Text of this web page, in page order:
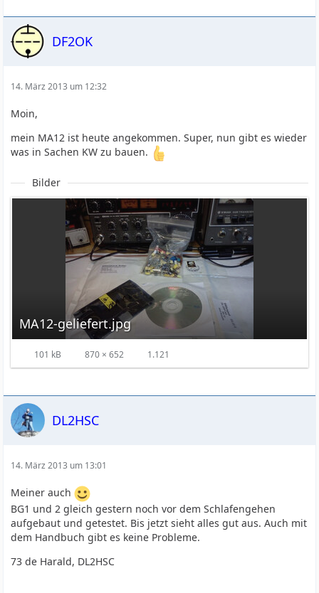
DF2OK
14. März 2013 um 12:32
Moin,
mein MA12 ist heute angekommen. Super, nun gibt es wieder
was in Sachen KW zu bauen.
Bilder
MA12-geliefert.jpg
101 kB 870 × 652 1.121
DL2HSC
14. März 2013 um 13:01
Meiner auch
BG1 und 2 gleich gestern noch vor dem Schlafengehen
aufgebaut und getestet. Bis jetzt sieht alles gut aus. Auch mit
dem Handbuch gibt es keine Probleme.
73 de Harald, DL2HSC